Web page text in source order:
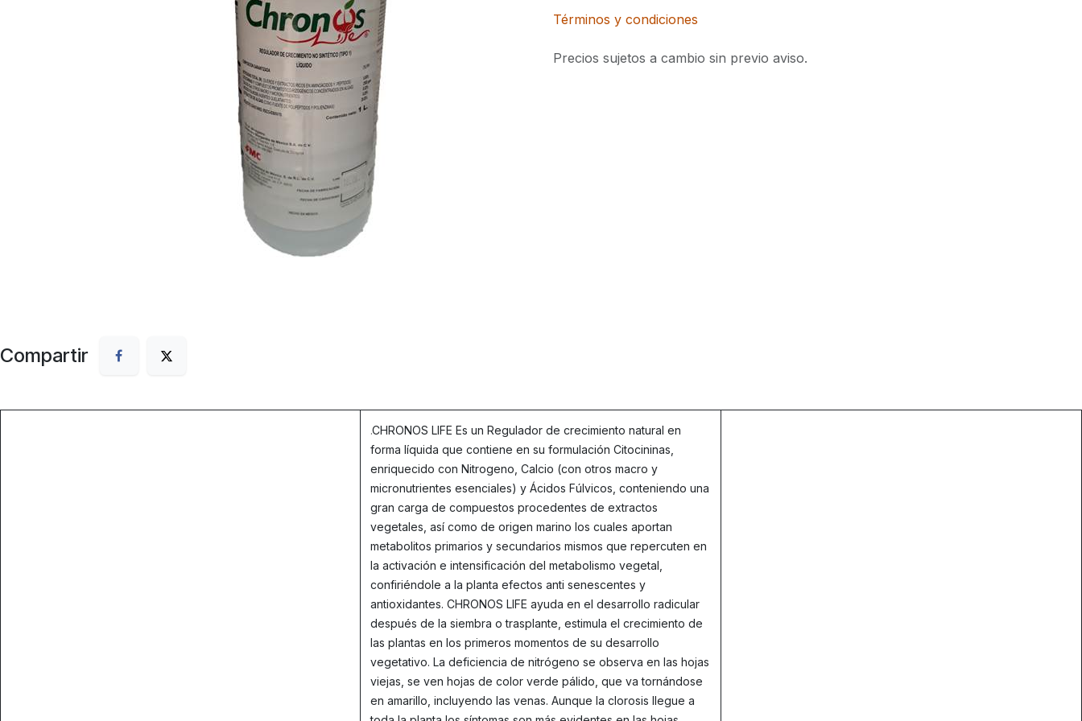
Términos y condiciones
Precios sujetos a cambio sin previo aviso.
Compartir
.CHRONOS LIFE Es un Regulador de crecimiento natural en
forma líquida que contiene en su formulación Citocininas,
enriquecido con Nitrogeno, Calcio (con otros macro y
micronutrientes esenciales) y Ácidos Fúlvicos, conteniendo una
gran carga de compuestos procedentes de extractos
vegetales, así como de origen marino los cuales aportan
metabolitos primarios y secundarios mismos que repercuten en
la activación e intensificación del metabolismo vegetal,
confiriéndole a la planta efectos anti senescentes y
antioxidantes. CHRONOS LIFE ayuda en el desarrollo radicular
después de la siembra o trasplante, estimula el crecimiento de
las plantas en los primeros momentos de su desarrollo
vegetativo. La deficiencia de nitrógeno se observa en las hojas
viejas, se ven hojas de color verde pálido, que va tornándose
en amarillo, incluyendo las venas. Aunque la clorosis llegue a